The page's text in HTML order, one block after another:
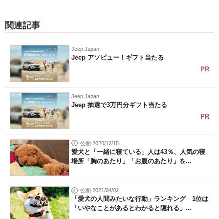
関連記事
Jeep Japan
Jeep アソビュー！ギフト当たる
PR
Jeep Japan
Jeep 抽選で3万円分ギフト当たる
PR
公開 2020/12/15
愛犬と「一緒に寝ている」人は43％、人気の寝
場所「胸のあたり」「お腹のあたり」を...
公開 2021/04/02
「愛犬の人間みたいな行動」ランキング 1位は
「いやなことがあるとわかると隠れる」...